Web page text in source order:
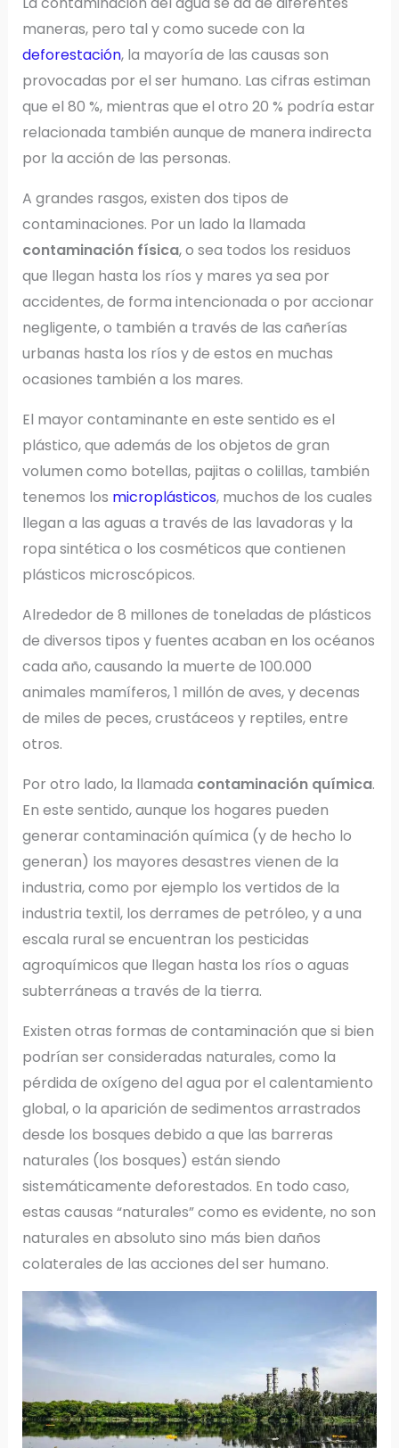
maneras, pero tal y como sucede con la
deforestación, la mayoría de las causas son
provocadas por el ser humano. Las cifras estiman
que el 80 %, mientras que el otro 20 % podría estar
relacionada también aunque de manera indirecta
por la acción de las personas.
A grandes rasgos, existen dos tipos de
contaminaciones. Por un lado la llamada
contaminación física, o sea todos los residuos
que llegan hasta los ríos y mares ya sea por
accidentes, de forma intencionada o por accionar
negligente, o también a través de las cañerías
urbanas hasta los ríos y de estos en muchas
ocasiones también a los mares.
El mayor contaminante en este sentido es el
plástico, que además de los objetos de gran
volumen como botellas, pajitas o colillas, también
tenemos los microplásticos, muchos de los cuales
llegan a las aguas a través de las lavadoras y la
ropa sintética o los cosméticos que contienen
plásticos microscópicos.
Alrededor de 8 millones de toneladas de plásticos
de diversos tipos y fuentes acaban en los océanos
cada año, causando la muerte de 100.000
animales mamíferos, 1 millón de aves, y decenas
de miles de peces, crustáceos y reptiles, entre
otros.
Por otro lado, la llamada contaminación química.
En este sentido, aunque los hogares pueden
generar contaminación química (y de hecho lo
generan) los mayores desastres vienen de la
industria, como por ejemplo los vertidos de la
industria textil, los derrames de petróleo, y a una
escala rural se encuentran los pesticidas
agroquímicos que llegan hasta los ríos o aguas
subterráneas a través de la tierra.
Existen otras formas de contaminación que si bien
podrían ser consideradas naturales, como la
pérdida de oxígeno del agua por el calentamiento
global, o la aparición de sedimentos arrastrados
desde los bosques debido a que las barreras
naturales (los bosques) están siendo
sistemáticamente deforestados. En todo caso,
estas causas “naturales” como es evidente, no son
naturales en absoluto sino más bien daños
colaterales de las acciones del ser humano.